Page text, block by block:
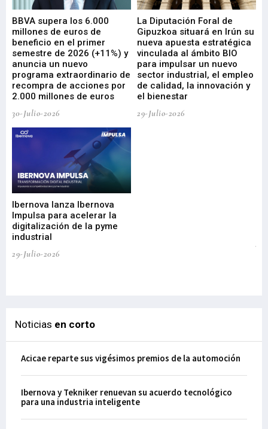
BBVA supera los 6.000
millones de euros de
beneficio en el primer
semestre de 2026 (+11%) y
anuncia un nuevo
programa extraordinario de
recompra de acciones por
2.000 millones de euros
30-Julio-2026
La Diputación Foral de
Gipuzkoa situará en Irún su
nueva apuesta estratégica
vinculada al ámbito BIO
para impulsar un nuevo
sector industrial, el empleo
de calidad, la innovación y
el bienestar
29-Julio-2026
Ibernova lanza Ibernova
Impulsa para acelerar la
digitalización de la pyme
industrial
29-Julio-2026
Noticias en corto
Acicae reparte sus vigésimos premios de la automoción
Ibernova y Tekniker renuevan su acuerdo tecnológico
para una industria inteligente